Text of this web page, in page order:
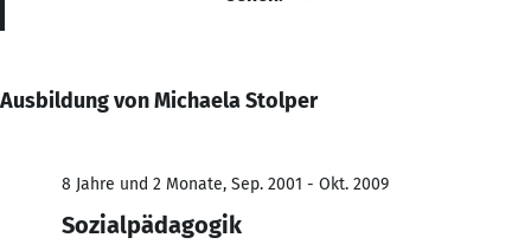
Ausbildung von Michaela Stolper
8 Jahre und 2 Monate, Sep. 2001 - Okt. 2009
Sozialpädagogik